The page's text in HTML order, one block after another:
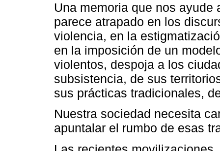
Una memoria que nos
parece atrapado en los
violencia, en la
en la imposición de un
violentos, despoja a los
subsistencia, de sus
sus prácticas tradicionales,
Nuestra sociedad necesita
apuntalar el rumbo de esas